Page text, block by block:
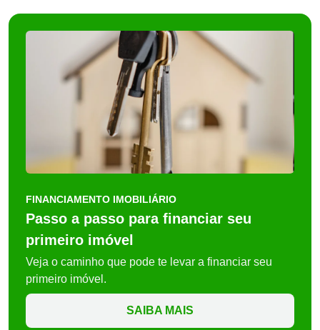
FINANCIAMENTO IMOBILIÁRIO
Passo a passo para financiar seu
primeiro imóvel
Veja o caminho que pode te levar a financiar seu
primeiro imóvel.
SAIBA MAIS